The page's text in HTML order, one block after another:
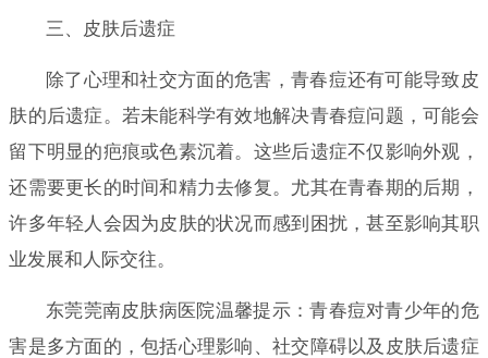
三、皮肤后遗症
除了心理和社交方面的危害，青春痘还有可能导致皮
肤的后遗症。若未能科学有效地解决青春痘问题，可能会
留下明显的疤痕或色素沉着。这些后遗症不仅影响外观，
还需要更长的时间和精力去修复。尤其在青春期的后期，
许多年轻人会因为皮肤的状况而感到困扰，甚至影响其职
业发展和人际交往。
东莞莞南皮肤病医院温馨提示：青春痘对青少年的危
害是多方面的，包括心理影响、社交障碍以及皮肤后遗症